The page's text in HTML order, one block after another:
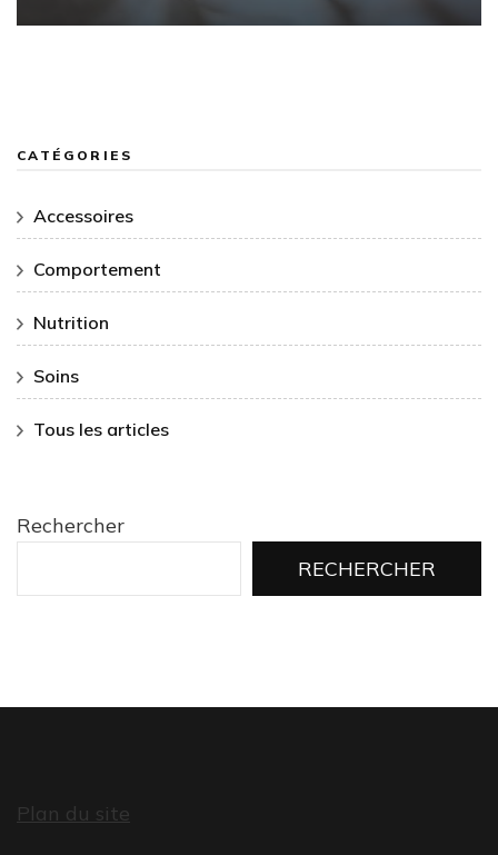
CATÉGORIES
Accessoires
Comportement
Nutrition
Soins
Tous les articles
Rechercher
RECHERCHER
Plan du site